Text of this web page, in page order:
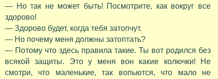
— Но так не может быть! Посмотрите, как вокруг все
здорово!
— Здорово будет, когда тебя затопчут.
— Но почему меня должны затоптать?
— Потому что здесь правила такие. Ты вот родился без
всякой защиты. Это у меня вон какие колючки! Не
смотри, что маленькие, так вопьются, что мало не